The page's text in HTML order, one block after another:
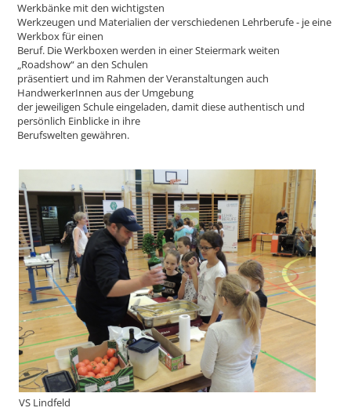
Werkbänke mit den wichtigsten
Werkzeugen und Materialien der verschiedenen Lehrberufe - je eine
Werkbox für einen
Beruf. Die Werkboxen werden in einer Steiermark weiten
„Roadshow“ an den Schulen
präsentiert und im Rahmen der Veranstaltungen auch
HandwerkerInnen aus der Umgebung
der jeweiligen Schule eingeladen, damit diese authentisch und
persönlich Einblicke in ihre
Berufswelten gewähren.
VS Lindfeld